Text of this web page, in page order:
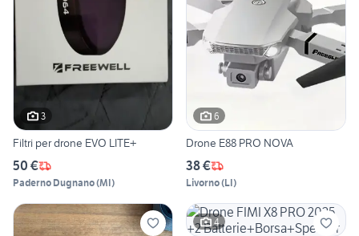
3
Filtri per drone EVO LITE+
50 €
Paderno Dugnano(MI)
6
Drone E88 PRO NOVA
38 €
Livorno(LI)
4